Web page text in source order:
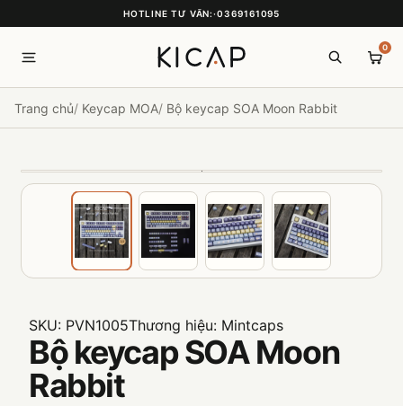
HOTLINE TƯ VẤN:·0369161095
0
Trang chủ Keycap MOA Bộ keycap SOA Moon Rabbit
Bộ keycap SOA Moon
Rabbit
SKU: PVN1005Thương hiệu: Mintcaps